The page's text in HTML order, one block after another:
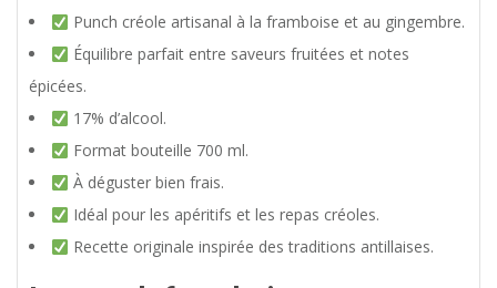
Punch créole artisanal à la framboise et au gingembre.
Équilibre parfait entre saveurs fruitées et notes
épicées.
17% d’alcool.
Format bouteille 700 ml.
À déguster bien frais.
Idéal pour les apéritifs et les repas créoles.
Recette originale inspirée des traditions antillaises.